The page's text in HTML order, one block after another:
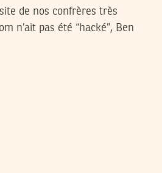
de nos confrères très
n’ait pas été “hacké”, Ben